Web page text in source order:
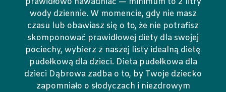
wody dziennie. W momencie, gdy nie masz
czasu lub obawiasz się o to, że nie potrafisz
skomponować prawidłowej diety dla swojej
pociechy, wybierz z naszej listy idealną dietę
pudełkową dla dzieci. Dieta pudełkowa dla
dzieci Dąbrowa zadba o to, by Twoje dziecko
zapomniało o słodyczach i niezdrowym